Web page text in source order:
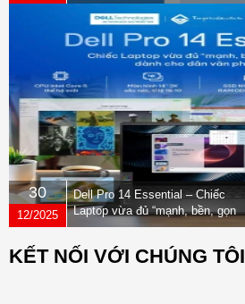
30
12/2025
Dell Pro 14 Essential – Chiếc
Laptop vừa đủ “mạnh, bền, gọn
nhẹ” dành cho dân văn phòng
KẾT NỐI VỚI CHÚNG TÔI